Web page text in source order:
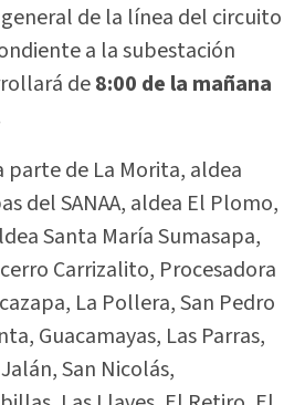
de la línea del circuito
a la subestación
de8:00 de la mañana
de La Morita, aldea
del SANAA, aldea El Plomo,
Santa María Sumasapa,
Carrizalito, Procesadora
La Pollera, San Pedro
Guacamayas, Las Parras,
San Nicolás,